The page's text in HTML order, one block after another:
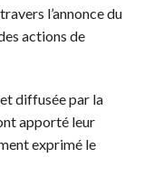
l’annonce du
actions de
diffusée par la
apporté leur
exprimé le